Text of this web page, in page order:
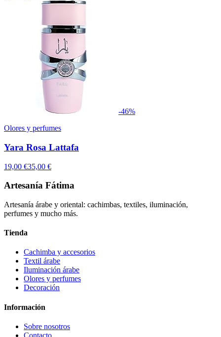
-46%
Olores y perfumes
Yara Rosa Lattafa
19,00 €35,00 €
Artesanía Fátima
Artesanía árabe y oriental: cachimbas, textiles, iluminación,
perfumes y mucho más.
Tienda
Cachimba y accesorios
Textil árabe
Iluminación árabe
Olores y perfumes
Decoración
Información
Sobre nosotros
Contacto